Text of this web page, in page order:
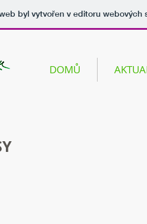
byl vytvořen v editoru
DOMŮ